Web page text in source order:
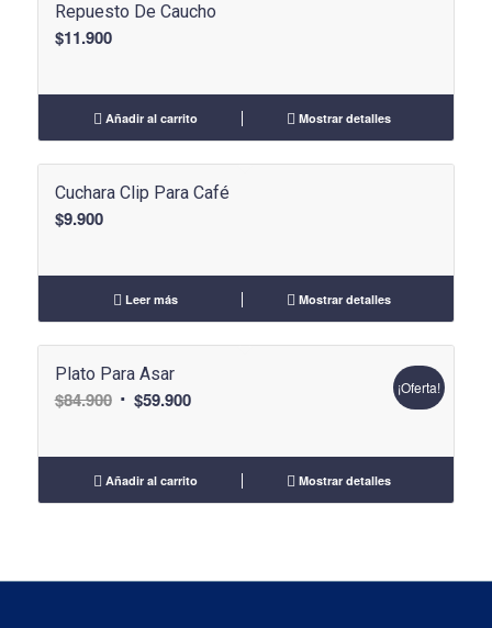
Repuesto De Caucho
$11.900
Añadir al carrito Mostrar detalles
Cuchara Clip Para Café
$9.900
Leer más Mostrar detalles
Plato Para Asar
$84.900 El
era:
$84.900.
$59.900El
es:
$59.900.
¡Oferta!
Añadir al carrito Mostrar detalles